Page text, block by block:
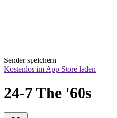
Sender speichern
Kostenlos im App Store laden
24-7 The '60s